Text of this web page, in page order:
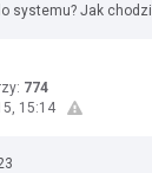
systemu? Jak
774
15:14